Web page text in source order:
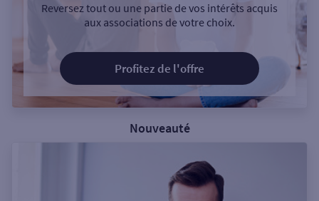
Reversez tout ou une partie de vos intérêts acquis
aux associations de votre choix.
Profitez de l'offre
Nouveauté